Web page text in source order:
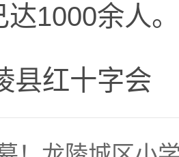
1000余人。
县红十字会